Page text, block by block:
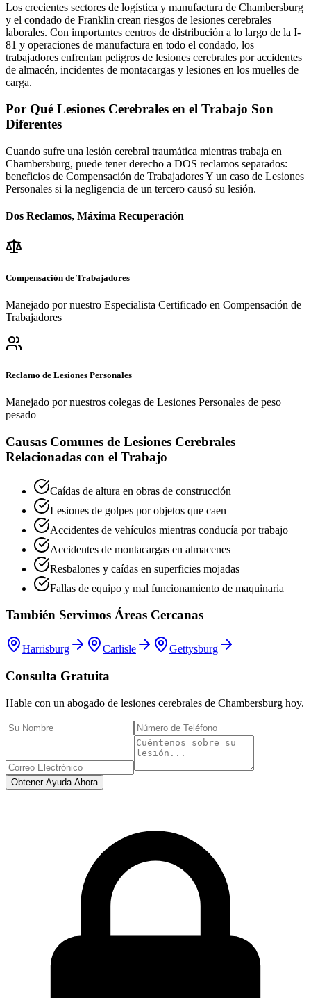
Los crecientes sectores de logística y manufactura de Chambersburg
y el condado de Franklin crean riesgos de lesiones cerebrales
laborales. Con importantes centros de distribución a lo largo de la I-
81 y operaciones de manufactura en todo el condado, los
trabajadores enfrentan peligros de lesiones cerebrales por accidentes
de almacén, incidentes de montacargas y lesiones en los muelles de
carga.
Por Qué Lesiones Cerebrales en el Trabajo Son
Diferentes
Cuando sufre una lesión cerebral traumática mientras trabaja en
Chambersburg, puede tener derecho a DOS reclamos separados:
beneficios de Compensación de Trabajadores Y un caso de Lesiones
Personales si la negligencia de un tercero causó su lesión.
Dos Reclamos, Máxima Recuperación
Compensación de Trabajadores
Manejado por nuestro Especialista Certificado en Compensación de
Trabajadores
Reclamo de Lesiones Personales
Manejado por nuestros colegas de Lesiones Personales de peso
pesado
Causas Comunes de Lesiones Cerebrales
Relacionadas con el Trabajo
Caídas de altura en obras de construcción
Lesiones de golpes por objetos que caen
Accidentes de vehículos mientras conducía por trabajo
Accidentes de montacargas en almacenes
Resbalones y caídas en superficies mojadas
Fallas de equipo y mal funcionamiento de maquinaria
También Servimos Áreas Cercanas
Harrisburg Carlisle Gettysburg
Consulta Gratuita
Hable con un abogado de lesiones cerebrales de Chambersburg hoy.
Obtener Ayuda Ahora